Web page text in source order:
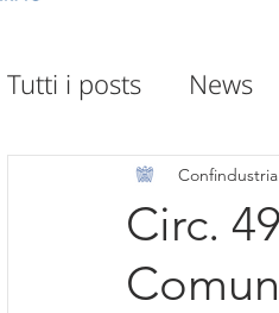
Tutti i posts News
Sportello Mepa
Intelligenza
Circ.